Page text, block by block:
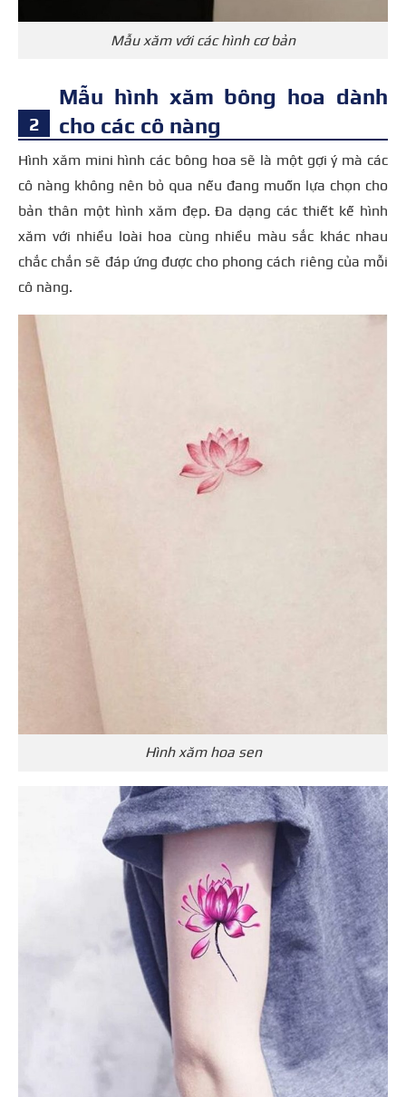
Mẫu xăm với các hình cơ bản
Mẫu hình xăm bông hoa dành
cho các cô nàng
Hình xăm mini hình các bông hoa sẽ là một gợi ý mà các
cô nàng không nên bỏ qua nếu đang muốn lựa chọn cho
bản thân một hình xăm đẹp. Đa dạng các thiết kế hình
xăm với nhiều loài hoa cùng nhiều màu sắc khác nhau
chắc chắn sẽ đáp ứng được cho phong cách riêng của mỗi
cô nàng.
Hình xăm hoa sen